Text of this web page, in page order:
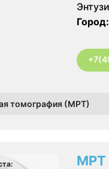
Город:
томография (МРТ)
МРТ